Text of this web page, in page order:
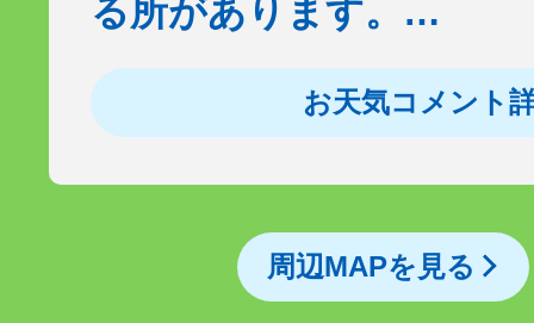
る所があります。…
お天気コメント
周辺MAPを見る